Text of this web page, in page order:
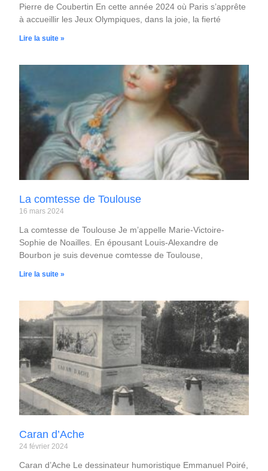
Pierre de Coubertin En cette année 2024 où Paris s’apprête
à accueillir les Jeux Olympiques, dans la joie, la fierté
Lire la suite »
La comtesse de Toulouse
16 mars 2024
La comtesse de Toulouse Je m’appelle Marie-Victoire-
Sophie de Noailles. En épousant Louis-Alexandre de
Bourbon je suis devenue comtesse de Toulouse,
Lire la suite »
Caran d’Ache
24 février 2024
Caran d’Ache Le dessinateur humoristique Emmanuel Poiré,